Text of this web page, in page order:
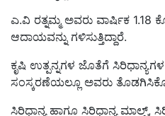
ಎ.ವಿ ರತ್ನಮ್ಮ ಅವರು ವಾರ್ಷಿಕ
ಆದಾಯವನ್ನು ಗಳಿಸುತ್ತಿದ್ದಾರೆ.
ಕೃಷಿ ಉತ್ಪನ್ನಗಳ ಜೊತೆಗೆ
ಸಂಸ್ಕರಣೆಯಲ್ಲೂ ಅವರು
ಸಿರಿಧಾನ್ಯ ಹಾಗೂ ಸಿರಿಧಾನ್ಯ